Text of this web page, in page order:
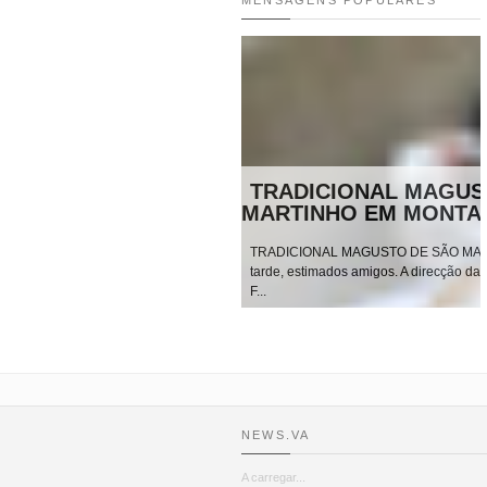
TRADICIONAL MAGUSTO DE
MARTINHO EM MONTARIOL
TRADICIONAL MAGUSTO DE SÃO MARTINHO EM
tarde, estimados amigos. A direcção da Associação
NEWS.VA
A carregar...